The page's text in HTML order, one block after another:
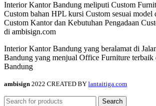
Interior Kantor Bandung meliputi Custom
Custom bahan HPL kursi Custom sesuai
Custom Kantor dan Kebutuhan Pengadaan
di ambisign.com
Interior Kantor Bandung yang beralamat di
Bandung yang menjual Office Furniture terbaik
Bandung
ambisign 2022 CREATED BY lantaitiga.com
Search